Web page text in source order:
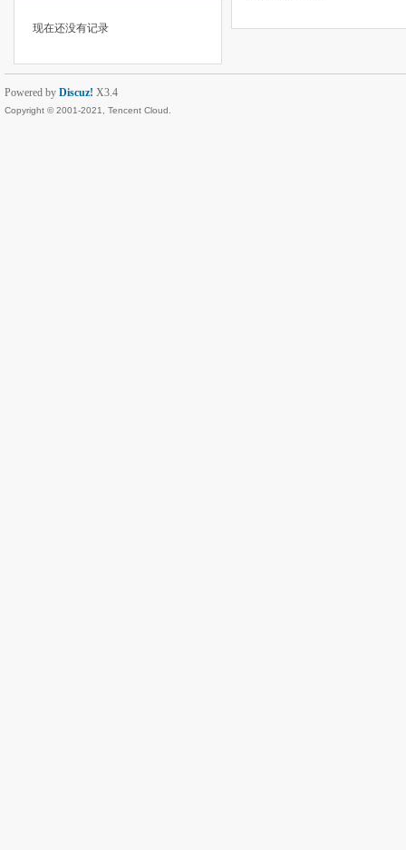
现在还没有记录
Powered by Discuz! X3.4
Copyright © 2001-2021, Tencent Cloud.